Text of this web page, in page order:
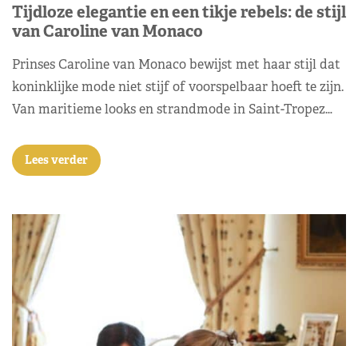
Tijdloze elegantie en een tikje rebels: de stijl
van Caroline van Monaco
Prinses Caroline van Monaco bewijst met haar stijl dat
koninklijke mode niet stijf of voorspelbaar hoeft te zijn.
Van maritieme looks en strandmode in Saint-Tropez…
Lees verder